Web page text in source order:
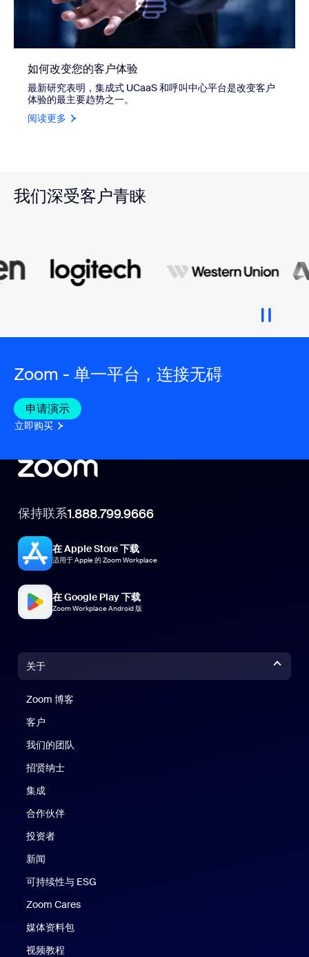
如何改变您的客户体验
最新研究表明，集成式 UCaaS 和呼叫中心平台是改变客户
体验的最主要趋势之一。
阅读更多
我们深受客户青睐
Zoom - 单一平台，连接无碍
申请演示
立即购买
保持联系1.888.799.9666
在 Apple Store 下载
适用于 Apple 的 Zoom Workplace
在 Google Play 下载
Zoom Workplace Android 版
关于
Zoom 博客
客户
我们的团队
招贤纳士
集成
合作伙伴
投资者
新闻
可持续性与 ESG
Zoom Cares
媒体资料包
视频教程